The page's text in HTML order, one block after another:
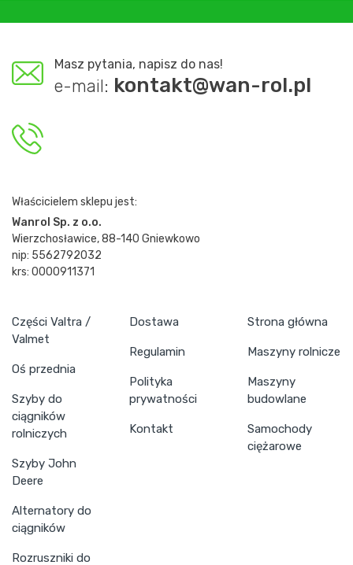
Masz pytania, napisz do nas!
e-mail: kontakt@wan-rol.pl
Właścicielem sklepu jest:
Wanrol Sp. z o.o.
Wierzchosławice, 88-140 Gniewkowo
nip: 5562792032
krs: 0000911371
Części Valtra /
Valmet
Oś przednia
Szyby do
ciągników
rolniczych
Szyby John
Deere
Alternatory do
ciągników
Rozruszniki do
Dostawa
Regulamin
Polityka
prywatności
Kontakt
Strona główna
Maszyny rolnicze
Maszyny
budowlane
Samochody
ciężarowe